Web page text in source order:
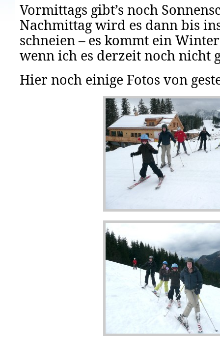
Vormittags gibt’s noch
Nachmittag wird es dann bis
schneien – es kommt ein
wenn ich es derzeit noch nicht
Hier noch einige Fotos von